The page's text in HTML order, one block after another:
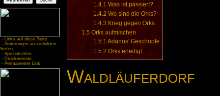
- Links auf diese Seite
- Änderungen an verlinkten
Seiten
- Spezialseiten
- Druckversion
- Permanenter Link
1.4.1 Was ist passiert?
1.4.2 Wo sind die Orks?
1.4.3 Krieg gegen Orks
1.5 Orks aufmischen
1.5.1 Adanos' Geschöpfe
1.5.2 Orks erledigt
Waldläuferdorf